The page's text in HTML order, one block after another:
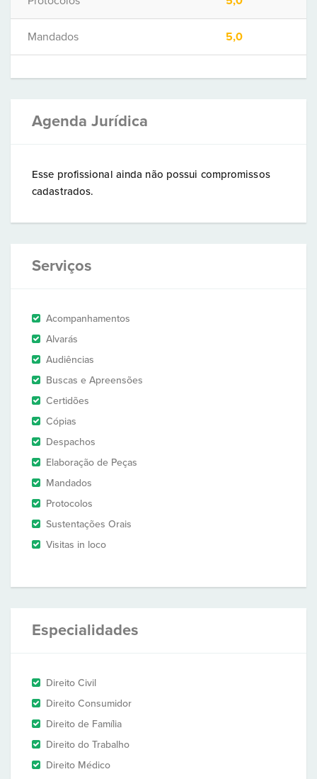
Mandados 5,0
Agenda Jurídica
Esse profissional ainda não possui compromissos
cadastrados.
Serviços
Acompanhamentos
Alvarás
Audiências
Buscas e Apreensões
Certidões
Cópias
Despachos
Elaboração de Peças
Mandados
Protocolos
Sustentações Orais
Visitas in loco
Especialidades
Direito Civil
Direito Consumidor
Direito de Família
Direito do Trabalho
Direito Médico